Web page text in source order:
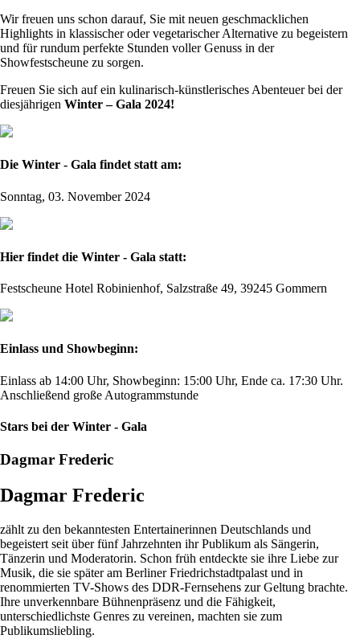
Wir freuen uns schon darauf, Sie mit neuen geschmacklichen
Highlights in klassischer oder vegetarischer Alternative zu begeistern
und für rundum perfekte Stunden voller Genuss in der
Showfestscheune zu sorgen.
Freuen Sie sich auf ein kulinarisch-künstlerisches Abenteuer bei der
diesjährigen Winter – Gala 2024!
Die Winter - Gala findet statt am:
Sonntag, 03. November 2024
Hier findet die Winter - Gala statt:
Festscheune Hotel Robinienhof, Salzstraße 49, 39245 Gommern
Einlass und Showbeginn:
Einlass ab 14:00 Uhr, Showbeginn: 15:00 Uhr, Ende ca. 17:30 Uhr.
Anschließend große Autogrammstunde
Stars bei der Winter - Gala
Dagmar Frederic
Dagmar Frederic
zählt zu den bekanntesten Entertainerinnen Deutschlands und
begeistert seit über fünf Jahrzehnten ihr Publikum als Sängerin,
Tänzerin und Moderatorin. Schon früh entdeckte sie ihre Liebe zur
Musik, die sie später am Berliner Friedrichstadtpalast und in
renommierten TV-Shows des DDR-Fernsehens zur Geltung brachte.
Ihre unverkennbare Bühnenpräsenz und die Fähigkeit,
unterschiedlichste Genres zu vereinen, machten sie zum
Publikumsliebling.